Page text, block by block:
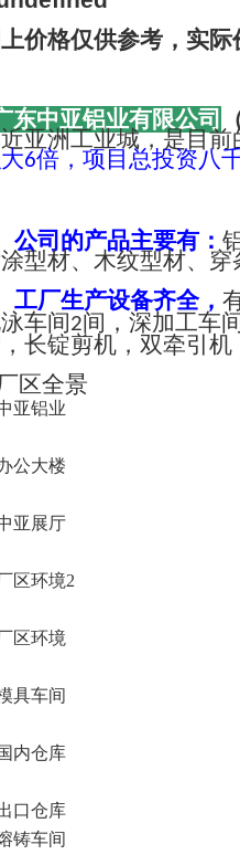
上价格仅供参考，实
东中亚铝业有限公司
亚洲工业城，是目
6倍，项目总投资八
公司的产品主要有：
型材、木纹型材、
工厂生产设备齐全，
车间2间，深加工车
长锭剪机，双牵引机